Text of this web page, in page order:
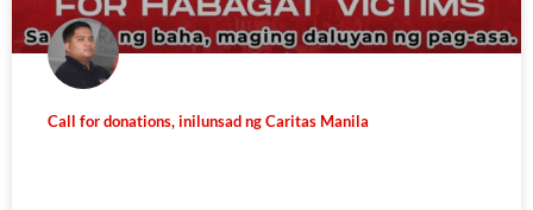
Call for donations, inilunsad ng Caritas Manila